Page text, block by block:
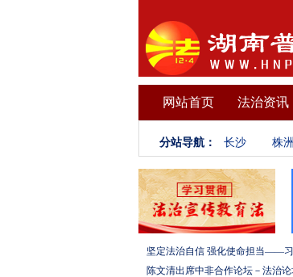
网站首页 法治资讯
分站导航： 长沙 株洲